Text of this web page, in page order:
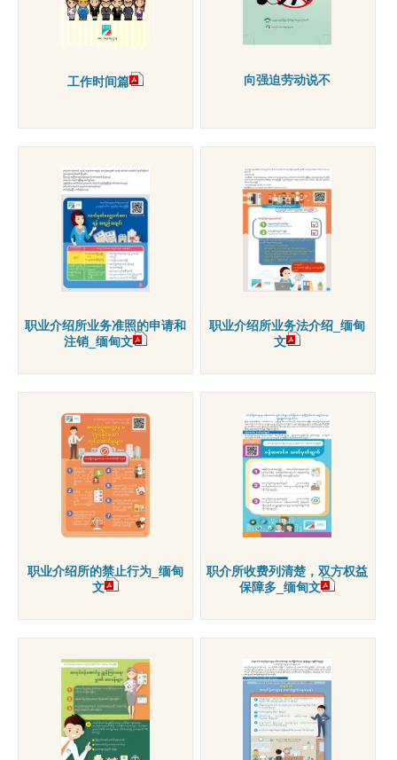
工作时间篇 向强迫劳动说不
职业介绍所业务准照的申请和
注销_缅甸文
职业介绍所业务法介绍_缅甸
文
职业介绍所的禁止行为_缅甸
文
职介所收费列清楚，双方权益
保障多_缅甸文